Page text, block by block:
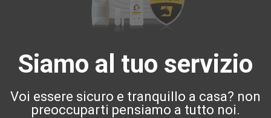
Siamo al tuo servizio
Voi essere sicuro e tranquillo a casa? non
preoccuparti pensiamo a tutto noi.